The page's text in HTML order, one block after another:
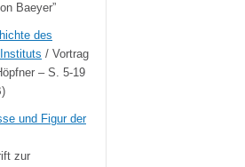
Baeyer”
des
/ Vortrag
– S. 5-19
und Figur der
zur